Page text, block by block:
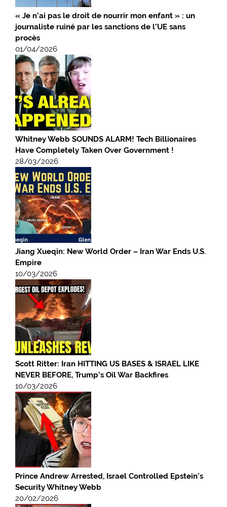
« Je n’ai pas le droit de nourrir mon enfant » : un
journaliste ruiné par les sanctions de l’UE sans
procès
01/04/2026
Whitney Webb SOUNDS ALARM! Tech Billionaires
Have Completely Taken Over Government !
28/03/2026
Jiang Xueqin: New World Order – Iran War Ends U.S.
Empire
10/03/2026
Scott Ritter: Iran HITTING US BASES & ISRAEL LIKE
NEVER BEFORE, Trump’s Oil War Backfires
10/03/2026
Prince Andrew Arrested, Israel Controlled Epstein’s
Security Whitney Webb
20/02/2026